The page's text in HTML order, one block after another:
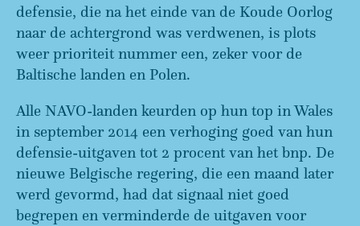
defensie, die na het einde van de Koude Oorlog
naar de achtergrond was verdwenen, is plots
weer prioriteit nummer een, zeker voor de
Baltische landen en Polen.
Alle NAVO-landen keurden op hun top in Wales
in september 2014 een verhoging goed van hun
defensie-uitgaven tot 2 procent van het bnp. De
nieuwe Belgische regering, die een maand later
werd gevormd, had dat signaal niet goed
begrepen en verminderde de uitgaven voor